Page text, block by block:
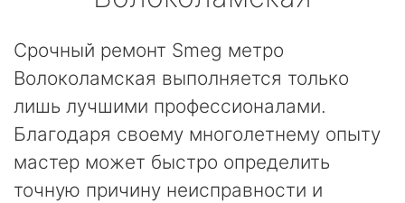
Срочный ремонт Smeg метро
Волоколамская выполняется только
лишь лучшими профессионалами.
Благодаря своему многолетнему опыту
мастер может быстро определить
точную причину неисправности и